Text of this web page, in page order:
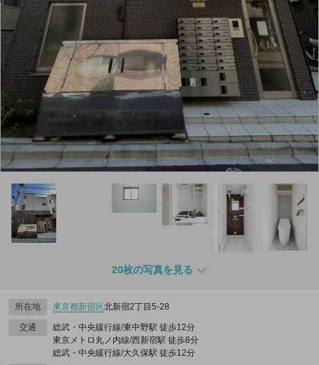
20枚の写真を見る
所在地 東京都新宿区北新宿2丁目5-28
交通
総武・中央緩行線/東中野駅 徒歩12分
東京メトロ丸ノ内線/西新宿駅 徒歩8分
総武・中央緩行線/大久保駅 徒歩12分